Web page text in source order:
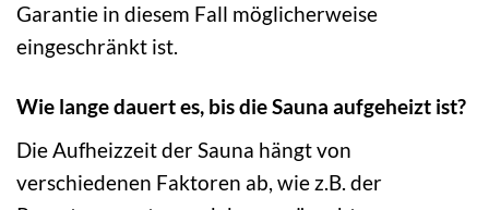
Garantie in diesem Fall möglicherweise
eingeschränkt ist.
Wie lange dauert es, bis die Sauna aufgeheizt ist?
Die Aufheizzeit der Sauna hängt von
verschiedenen Faktoren ab, wie z.B. der